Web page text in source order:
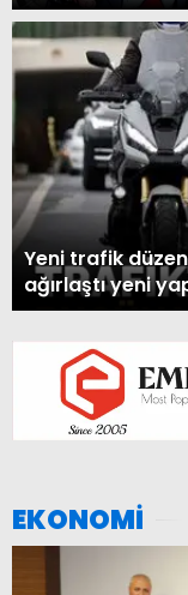
Yeni trafik
ağırlaştı yeni
EKONOMİ